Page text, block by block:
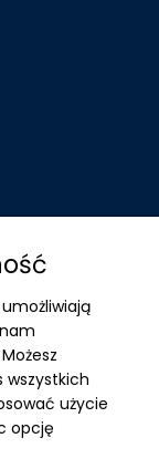
wszystkich
użycie
opcję